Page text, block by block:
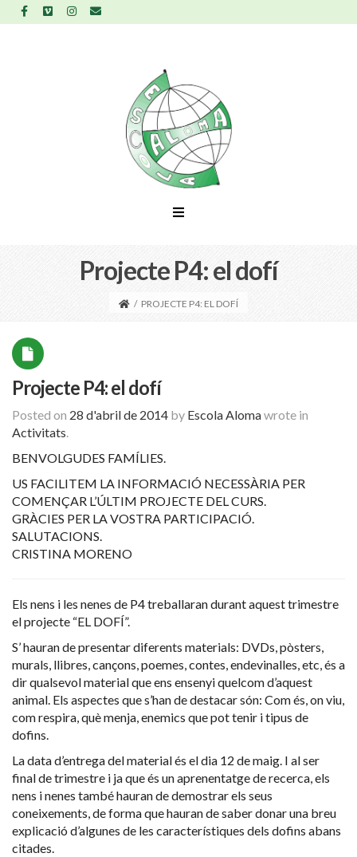
Projecte P4: el dofí
/ PROJECTE P4: EL DOFÍ
Projecte P4: el dofí
Posted on 28 d'abril de 2014 by Escola Alomawrote in
Activitats.
BENVOLGUDES FAMÍLIES.
US FACILITEM LA INFORMACIÓ NECESSÀRIA PER
COMENÇAR L’ÚLTIM PROJECTE DEL CURS.
GRÀCIES PER LA VOSTRA PARTICIPACIÓ.
SALUTACIONS.
CRISTINA MORENO
Els nens i les nenes de P4 treballaran durant aquest trimestre
el projecte “EL DOFÍ”.
S’ hauran de presentar diferents materials: DVDs, pòsters,
murals, llibres, cançons, poemes, contes, endevinalles, etc, és a
dir qualsevol material que ens ensenyi quelcom d’aquest
animal. Els aspectes que s’han de destacar són: Com és, on viu,
com respira, què menja, enemics que pot tenir i tipus de
dofins.
La data d’entrega del material és el dia 12 de maig. I al ser
final de trimestre i ja que és un aprenentatge de recerca, els
nens i nenes també hauran de demostrar els seus
coneixements, de forma que hauran de saber donar una breu
explicació d’algunes de les característiques dels dofins abans
citades.